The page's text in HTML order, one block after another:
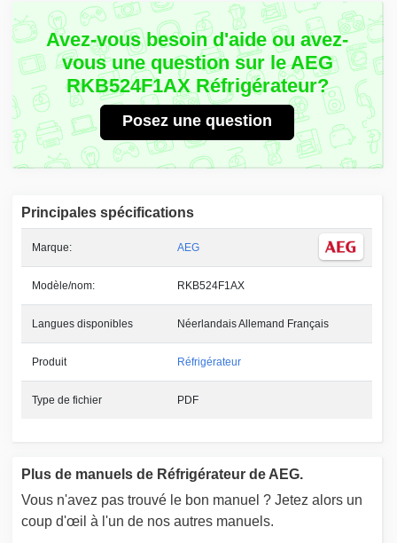
Avez-vous besoin d'aide ou avez-
vous une question sur le AEG
RKB524F1AX Réfrigérateur?
Posez une question
Principales spécifications
Marque: AEG
Modèle/nom: RKB524F1AX
Langues disponibles Néerlandais Allemand Français
Produit Réfrigérateur
Type de fichier PDF
Plus de manuels de Réfrigérateur de AEG.
Vous n'avez pas trouvé le bon manuel ? Jetez alors un
coup d'œil à l'un de nos autres manuels.